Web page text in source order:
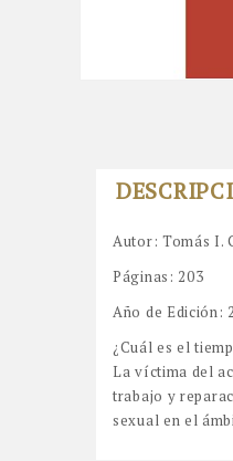
Autor: Tomás I.
Páginas: 203
Año de Edición:
¿Cuál es el
La víctima del
trabajo y
sexual en el